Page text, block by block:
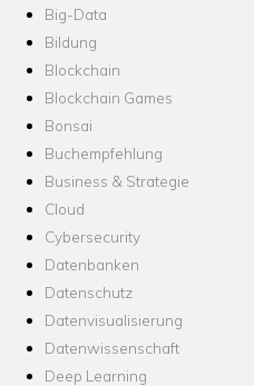
Big-Data
Bildung
Blockchain
Blockchain Games
Bonsai
Buchempfehlung
Business & Strategie
Cloud
Cybersecurity
Datenbanken
Datenschutz
Datenvisualisierung
Datenwissenschaft
Deep Learning